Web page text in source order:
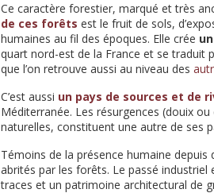
Ce caractère forestier, marqué et très
de ces forêts est le fruit de sols,
humaines au fil des époques. Elle crée
quart nord-est de la France et se traduit
que l’on retrouve aussi au niveau des
C’est aussi un pays de sources et de
Méditerranée. Les résurgences (douix
naturelles, constituent une autre de ses
Témoins de la présence humaine depuis
abrités par les forêts. Le passé
traces et un patrimoine architectural de